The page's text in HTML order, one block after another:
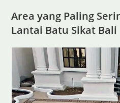
Area yang Paling
Lantai Batu Sikat Bali